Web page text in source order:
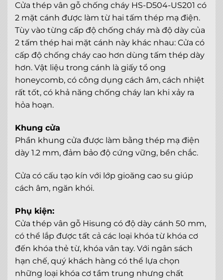
Cửa thép vân gỗ chống cháy HS-D504-US201 có
2 mặt cánh được làm từ hai tấm thép mạ điện.
Tùy vào từng cấp độ chống cháy mà độ dày của
2 tấm thép hai mặt cánh này khác nhau: Cửa có
cấp độ chống cháy cao hơn dùng tấm thép dày
hơn. Vật liệu trong cánh là giấy tổ ong
honeycomb, có công dụng cách âm, cách nhiệt
rất tốt, có khả năng chống cháy lan khi xảy ra
hỏa hoạn.
Khung cửa
Phần khung cửa được làm bằng thép mạ điện
dày 1.2 mm, đảm bảo độ cứng vững, bền chắc.
Cửa có cấu tạo kín với lớp gioăng cao su giúp
cách âm, ngăn khói.
Phụ kiện:
Cửa thép vân gỗ Hisung có độ dày cánh 50 mm,
có thể lắp được tất cả các loại khóa từ khóa cơ
đến khóa thẻ từ, khóa vân tay. Với ngân sách
hạn chế, quý khách hàng có thể lựa chọn
những loại khóa cơ tầm trung nhưng chất